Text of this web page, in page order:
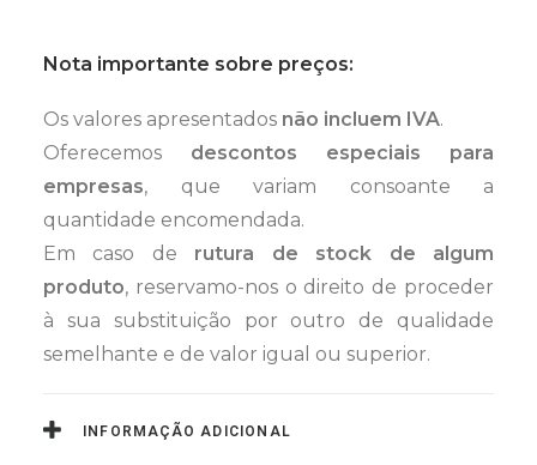
Nota importante sobre preços:
Os valores apresentados não incluem IVA.
Oferecemos descontos especiais para
empresas, que variam consoante a
quantidade encomendada.
Em caso de rutura de stock de algum
produto, reservamo-nos o direito de proceder
à sua substituição por outro de qualidade
semelhante e de valor igual ou superior.
INFORMAÇÃO ADICIONAL